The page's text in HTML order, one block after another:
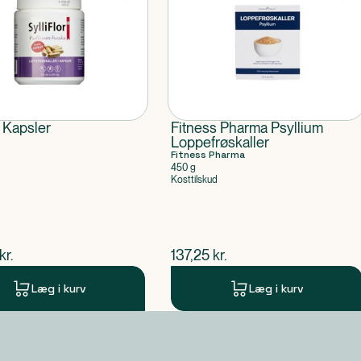
pris
kr.
Læg i kurv
Fitness Pharma Psyllium
Loppefrøskaller
Fitness Pharma
450 g
Kosttilskud
$nuværende pris
137,25 kr.
Læg i kurv